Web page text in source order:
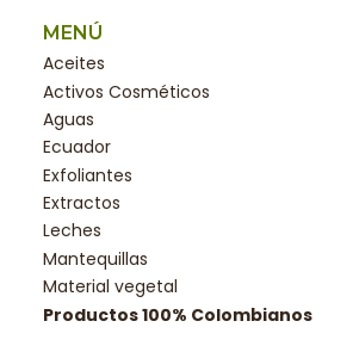
MENÚ
Aceites
Activos Cosméticos
Aguas
Ecuador
Exfoliantes
Extractos
Leches
Mantequillas
Material vegetal
Productos 100% Colombianos